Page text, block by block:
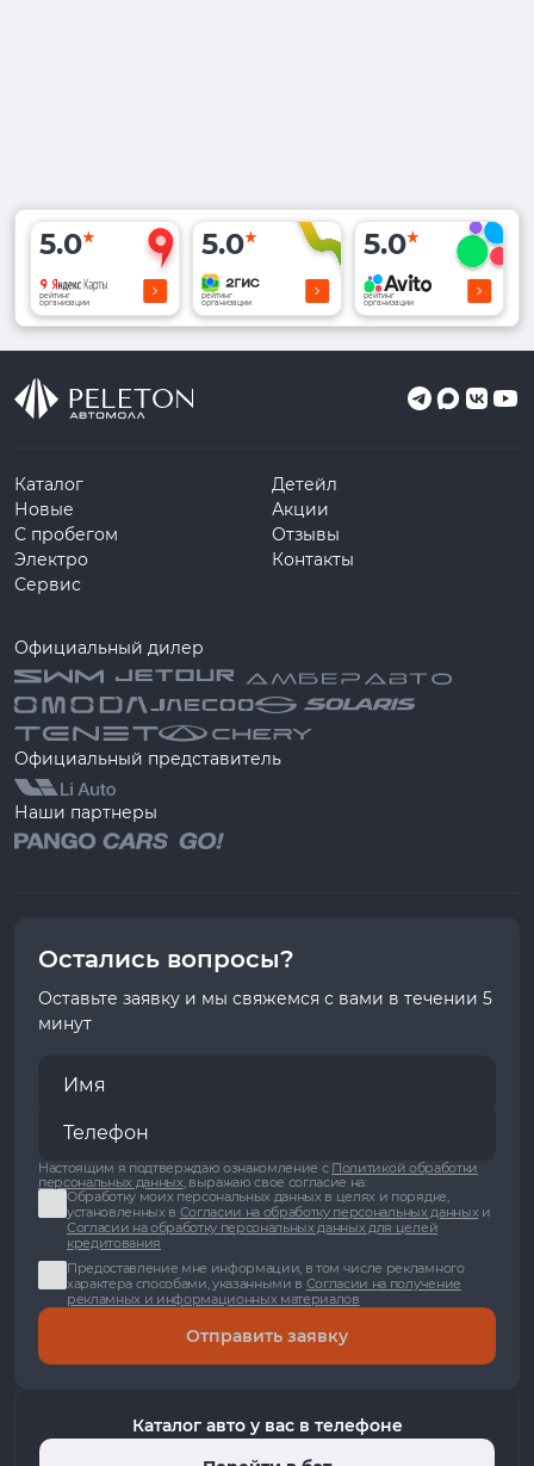
5.0
рейтинг
организации
5.0
рейтинг
организации
5.0
рейтинг
организации
Каталог
Новые
С пробегом
Электро
Сервис
Детейл
Акции
Отзывы
Контакты
Официальный дилер
Официальный представитель
Наши партнеры
Остались вопросы?
Оставьте заявку и мы свяжемся с вами в течении 5
минут
Настоящим я подтверждаю ознакомление с Политикой обработки
персональных данных, выражаю свое согласие на:
Обработку моих персональных данных в целях и порядке,
установленных в Согласии на обработку персональных данныхи
Согласии на обработку персональных данных для целей
кредитования
Предоставление мне информации, в том числе рекламного
характера способами, указанными в Согласии на получение
рекламных и информационных материалов
Отправить заявку
Каталог авто у вас в телефоне